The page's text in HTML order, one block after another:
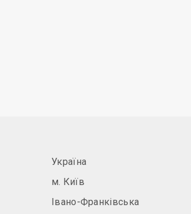
Україна
м. Київ
Івано-Франківська